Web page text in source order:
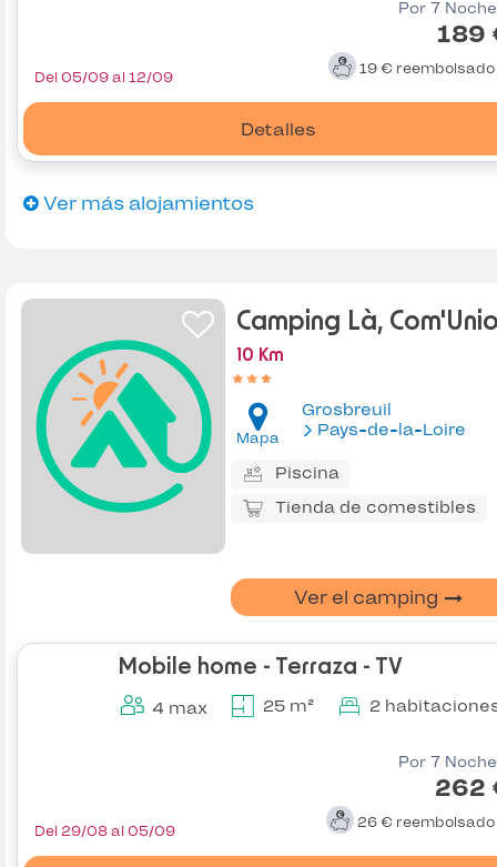
Por 7
189
19 € reembolsado
Detalles
Del 05/09 al 12/09
Ver más alojamientos
Camping Là,
10 Km
Mapa
Grosbreuil
Pays-de-la-Loire
Piscina
Tienda de comestibles
Ver el camping
Mobile home - Terraza - TV
4 max 25 m² 2
Por 7
262
26 € reembolsado
Del 29/08 al 05/09